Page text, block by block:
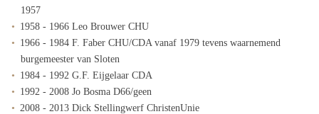
1957
1958 - 1966 Leo Brouwer CHU
1966 - 1984 F. Faber CHU/CDA vanaf 1979 tevens waarnemend
burgemeester van Sloten
1984 - 1992 G.F. Eijgelaar CDA
1992 - 2008 Jo Bosma D66/geen
2008 - 2013 Dick Stellingwerf ChristenUnie